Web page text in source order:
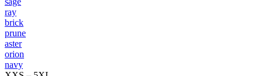
ray
brick
prune
aster
orion
navy